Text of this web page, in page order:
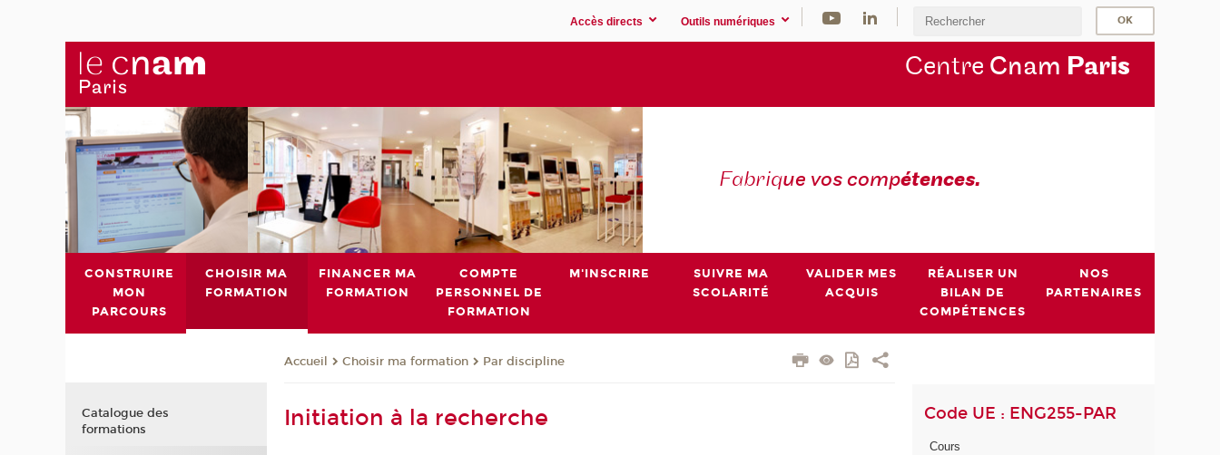
Accès directs Outils numériques
Centre Cnam Paris
Fabrique vos compétences.
CONSTRUIRE
MON
PARCOURS
CHOISIR MA
FORMATION
FINANCER MA
FORMATION
COMPTE
PERSONNEL DE
FORMATION
M'INSCRIRE
SUIVRE MA
SCOLARITÉ
VALIDER MES
ACQUIS
RÉALISER UN
BILAN DE
COMPÉTENCES
NOS
PARTENAIRES
Accueil Choisir ma formation Par discipline
Initiation à la recherche Code UE : ENG255-PAR
Cours
Catalogue des
formations